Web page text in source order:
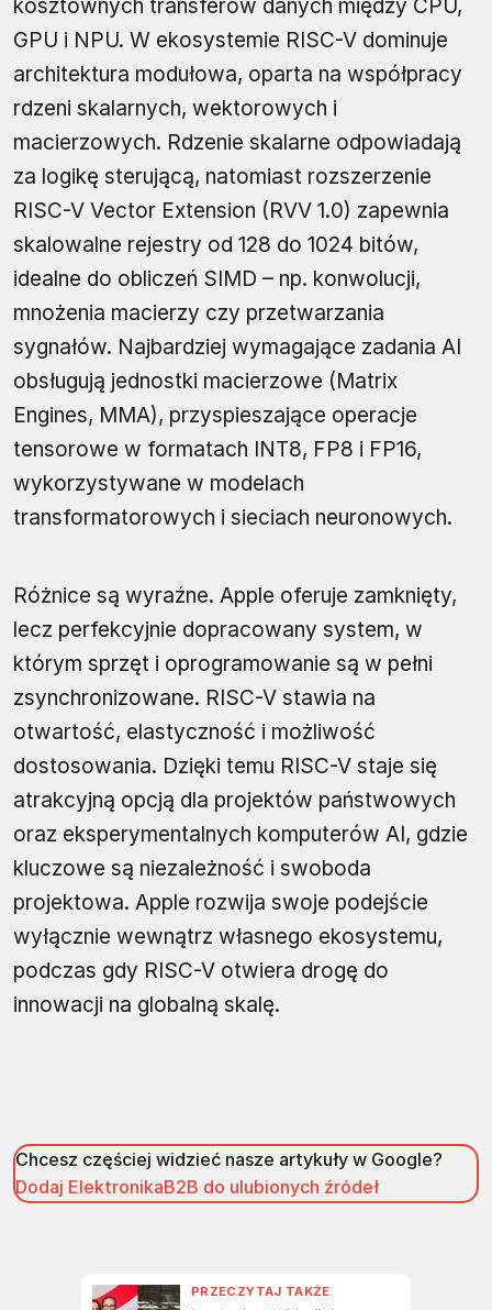
kosztownych transferów danych między CPU,
GPU i NPU. W ekosystemie RISC-V dominuje
architektura modułowa, oparta na współpracy
rdzeni skalarnych, wektorowych i
macierzowych. Rdzenie skalarne odpowiadają
za logikę sterującą, natomiast rozszerzenie
RISC-V Vector Extension (RVV 1.0) zapewnia
skalowalne rejestry od 128 do 1024 bitów,
idealne do obliczeń SIMD – np. konwolucji,
mnożenia macierzy czy przetwarzania
sygnałów. Najbardziej wymagające zadania AI
obsługują jednostki macierzowe (Matrix
Engines, MMA), przyspieszające operacje
tensorowe w formatach INT8, FP8 i FP16,
wykorzystywane w modelach
transformatorowych i sieciach neuronowych.
Różnice są wyraźne. Apple oferuje zamknięty,
lecz perfekcyjnie dopracowany system, w
którym sprzęt i oprogramowanie są w pełni
zsynchronizowane. RISC-V stawia na
otwartość, elastyczność i możliwość
dostosowania. Dzięki temu RISC-V staje się
atrakcyjną opcją dla projektów państwowych
oraz eksperymentalnych komputerów AI, gdzie
kluczowe są niezależność i swoboda
projektowa. Apple rozwija swoje podejście
wyłącznie wewnątrz własnego ekosystemu,
podczas gdy RISC-V otwiera drogę do
innowacji na globalną skalę.
Chcesz częściej widzieć nasze artykuły w Google?
Dodaj ElektronikaB2B do ulubionych źródeł